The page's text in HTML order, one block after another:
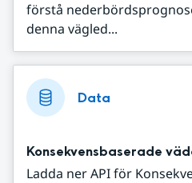
förstå
denna vägled...
Data
Konsekvensbaserade
Ladda ner API för